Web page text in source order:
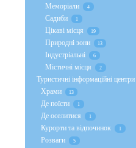
Меморіали 4
Садиби 1
Цікаві місця 19
Природні зони 13
Індустріальні 6
Містичні місця 2
Туристичні інформаційні центри
Храми 13
Де поїсти 1
Де оселитися 1
Курорти та відпочинок 1
Розваги 5